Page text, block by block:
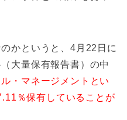
かというと、4月22日に
大量保有報告書）の中
・マネージメントとい
％保有していることが